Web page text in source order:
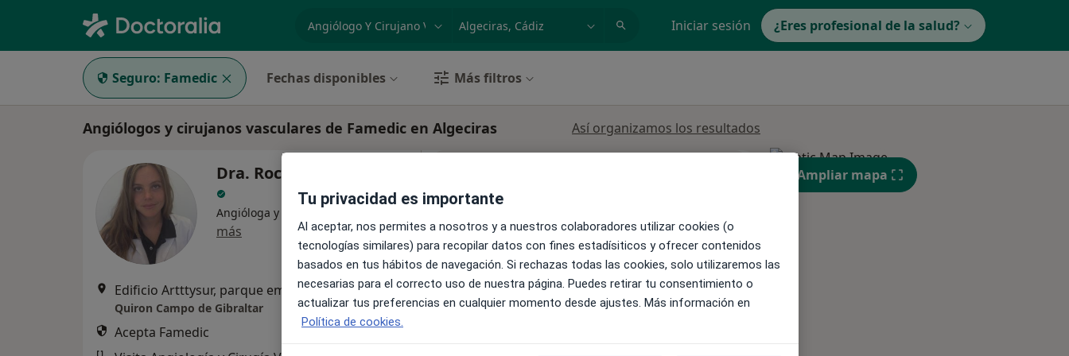
especialidad, enfermedad o nombre
p. ej. Madrid Iniciar sesión ¿Eres profesional de la salud?
Seguro: Famedic Fechas disponibles Más filtros
Angiólogos y cirujanos vasculares de Famedic en Algeciras Así organizamos los resultados
Dra. Rocio Láinez Rube
Angióloga y cirujana vascular
más
Edificio Artttysur, parque empresarial Las Marismas de Palmones. Avenida de los empresarios, Los Barrios, Algeciras • Mapa
Quiron Campo de Gibraltar
Acepta Famedic
Ampliar mapa
Tu privacidad es importante
Al aceptar, nos permites a nosotros y a nuestros colaboradores utilizar cookies (o
tecnologías similares) para recopilar datos con fines estadísiticos y ofrecer contenidos
basados en tus hábitos de navegación. Si rechazas todas las cookies, solo utilizaremos las
necesarias para el correcto uso de nuestra página. Puedes retirar tu consentimiento o
actualizar tus preferencias en cualquier momento desde ajustes. Más información en
Política de cookies.